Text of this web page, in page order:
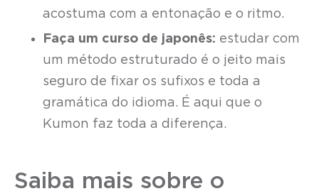
acostuma com a entonação e o ritmo.
Faça um curso de japonês: estudar com
um método estruturado é o jeito mais
seguro de fixar os sufixos e toda a
gramática do idioma. É aqui que o
Kumon faz toda a diferença.
Saiba mais sobre o